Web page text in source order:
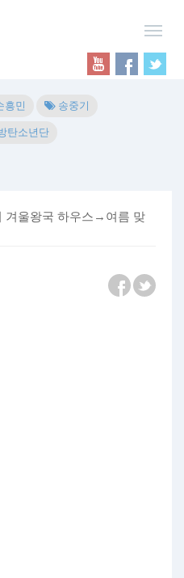
흥민
송중기
탄소년단
겨울왕국 하우스→여름 맞